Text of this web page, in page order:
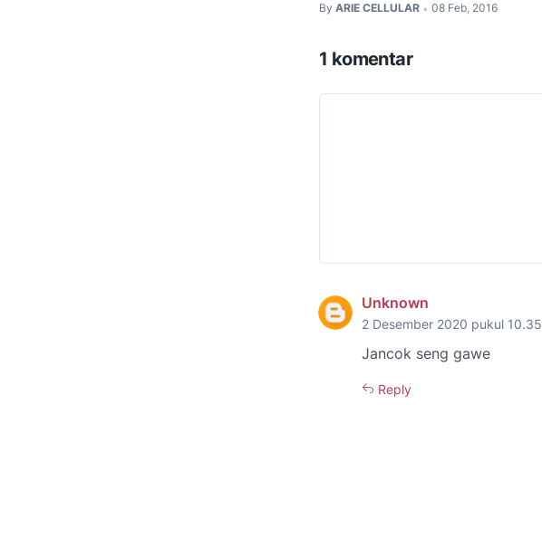
By ARIE CELLULAR • 08 Feb, 2016
1 komentar
Unknown
2 Desember 2020 pukul 10.35
Jancok seng gawe
Reply